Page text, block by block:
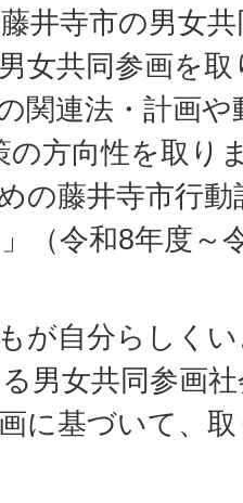
井寺市の男女
女共同参画を
関連法・計画
の方向性を取り
の藤井寺市行
（令和8年度～
が自分らしく
男女共同参画
に基づいて、